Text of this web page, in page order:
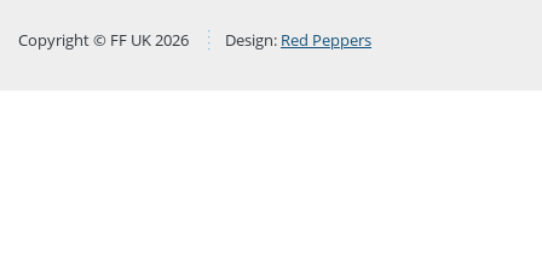
Copyright © FF UK 2026 Design: Red Peppers